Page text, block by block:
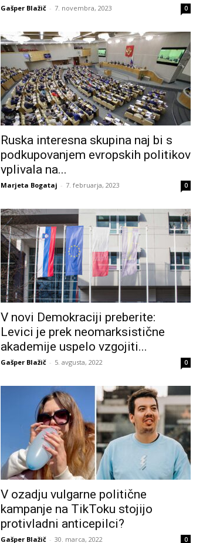
Gašper Blažič - 7. novembra, 2023 0
Ruska interesna skupina naj bi s
podkupovanjem evropskih politikov
vplivala na...
Marjeta Bogataj - 7. februarja, 2023 0
V novi Demokraciji preberite:
Levici je prek neomarksistične
akademije uspelo vzgojiti...
Gašper Blažič - 5. avgusta, 2022 0
V ozadju vulgarne politične
kampanje na TikToku stojijo
protivladni anticepilci?
Gašper Blažič - 30. marca, 2022 0